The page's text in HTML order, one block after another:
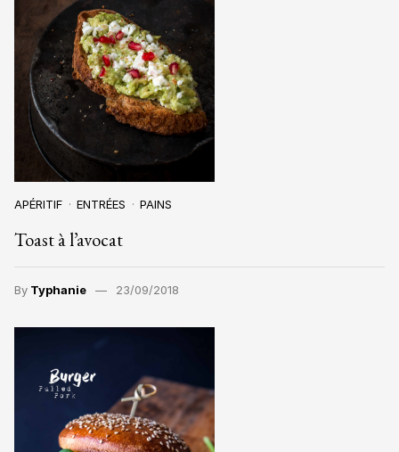
APÉRITIF ENTRÉES PAINS
Toast à l’avocat
By Typhanie 23/09/2018